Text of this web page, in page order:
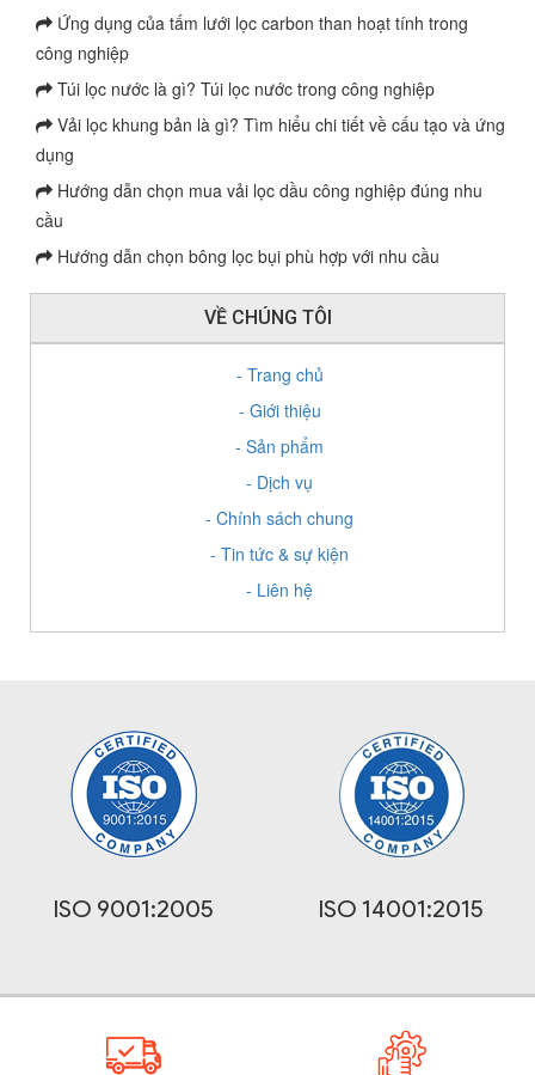
Ứng dụng của tấm lưới lọc carbon than hoạt tính trong
công nghiệp
Túi lọc nước là gì? Túi lọc nước trong công nghiệp
Vải lọc khung bản là gì? Tìm hiểu chi tiết về cấu tạo và ứng
dụng
Hướng dẫn chọn mua vải lọc dầu công nghiệp đúng nhu
cầu
Hướng dẫn chọn bông lọc bụi phù hợp với nhu cầu
VỀ CHÚNG TÔI
- Trang chủ
- Giới thiệu
- Sản phẩm
- Dịch vụ
- Chính sách chung
- Tin tức & sự kiện
- Liên hệ
ISO 9001:2005 ISO 14001:2015